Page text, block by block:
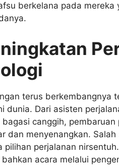
berkelana pada
terus berkembangnya
dunia. Dari asisten
bagasi canggih,
dan menyenangkan.
pilihan perjalanan
acara melalui